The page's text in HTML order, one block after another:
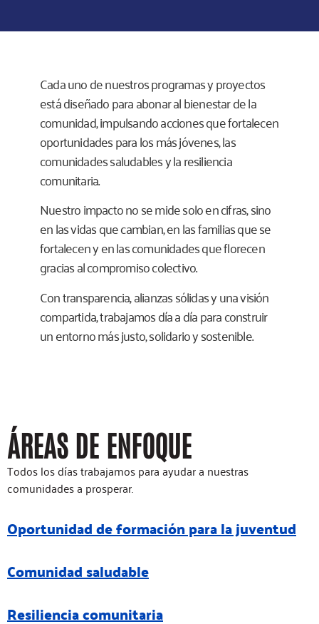
Cada uno de nuestros programas y proyectos
está diseñado para abonar al bienestar de la
comunidad, impulsando acciones que fortalecen
oportunidades para los más jóvenes, las
comunidades saludables y la resiliencia
comunitaria.
Nuestro impacto no se mide solo en cifras, sino
en las vidas que cambian, en las familias que se
fortalecen y en las comunidades que florecen
gracias al compromiso colectivo.
Con transparencia, alianzas sólidas y una visión
compartida, trabajamos día a día para construir
un entorno más justo, solidario y sostenible.
ÁREAS DE ENFOQUE
Todos los días trabajamos para ayudar a nuestras
comunidades a prosperar.
Oportunidad de formación para la juventud
Comunidad saludable
Resiliencia comunitaria